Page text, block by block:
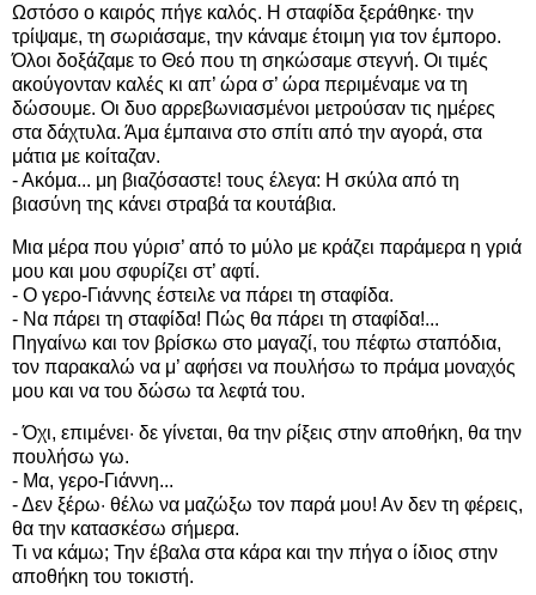
Ωστόσο ο καιρός πήγε καλός. Η σταφίδα ξεράθηκε· την
τρίψαμε, τη σωριάσαμε, την κάναμε έτοιμη για τον έμπορο.
Όλοι δοξάζαμε το Θεό που τη σηκώσαμε στεγνή. Οι τιμές
ακούγονταν καλές κι απ’ ώρα σ’ ώρα περιμέναμε να τη
δώσουμε. Οι δυο αρρεβωνιασμένοι μετρούσαν τις ημέρες
στα δάχτυλα. Άμα έμπαινα στο σπίτι από την αγορά, στα
μάτια με κοίταζαν.
- Ακόμα... μη βιαζόσαστε! τους έλεγα: Η σκύλα από τη
βιασύνη της κάνει στραβά τα κουτάβια.
Μια μέρα που γύρισ’ από το μύλο με κράζει παράμερα η γριά
μου και μου σφυρίζει στ’ αφτί.
- Ο γερο-Γιάννης έστειλε να πάρει τη σταφίδα.
- Να πάρει τη σταφίδα! Πώς θα πάρει τη σταφίδα!...
Πηγαίνω και τον βρίσκω στο μαγαζί, του πέφτω σταπόδια,
τον παρακαλώ να μ’ αφήσει να πουλήσω το πράμα μοναχός
μου και να του δώσω τα λεφτά του.
- Όχι, επιμένει· δε γίνεται, θα την ρίξεις στην αποθήκη, θα την
πουλήσω γω.
- Μα, γερο-Γιάννη...
- Δεν ξέρω· θέλω να μαζώξω τον παρά μου! Αν δεν τη φέρεις,
θα την κατασκέσω σήμερα.
Τι να κάμω; Την έβαλα στα κάρα και την πήγα ο ίδιος στην
αποθήκη του τοκιστή.